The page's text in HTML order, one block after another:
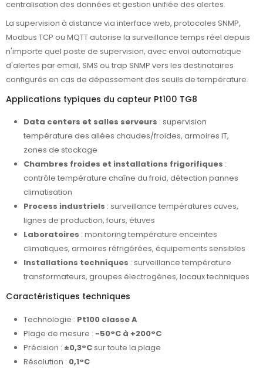
centralisation des données et gestion unifiée des alertes.
La supervision à distance via interface web, protocoles SNMP,
Modbus TCP ou MQTT autorise la surveillance temps réel depuis
n'importe quel poste de supervision, avec envoi automatique
d'alertes par email, SMS ou trap SNMP vers les destinataires
configurés en cas de dépassement des seuils de température.
Applications typiques du capteur Pt100 TG8
Data centers et salles serveurs : supervision
température des allées chaudes/froides, armoires IT,
zones de stockage
Chambres froides et installations frigorifiques :
contrôle température chaîne du froid, détection pannes
climatisation
Process industriels : surveillance températures cuves,
lignes de production, fours, étuves
Laboratoires : monitoring température enceintes
climatiques, armoires réfrigérées, équipements sensibles
Installations techniques : surveillance température
transformateurs, groupes électrogènes, locaux techniques
Caractéristiques techniques
Technologie : Pt100 classe A
Plage de mesure : -50°C à +200°C
Précision : ±0,3°Csur toute la plage
Résolution : 0,1°C